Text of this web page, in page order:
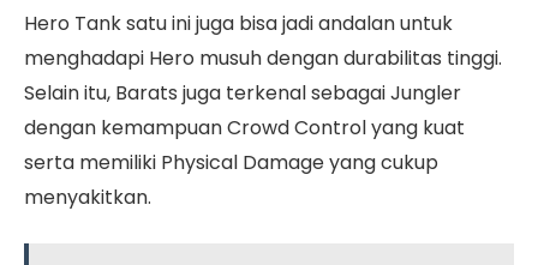
Hero Tank satu ini juga bisa jadi andalan untuk
menghadapi Hero musuh dengan durabilitas tinggi.
Selain itu, Barats juga terkenal sebagai Jungler
dengan kemampuan Crowd Control yang kuat
serta memiliki Physical Damage yang cukup
menyakitkan.